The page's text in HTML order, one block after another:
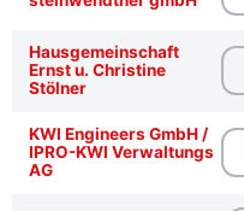
Hausgemeinschaft
Ernst u. Christine
Stölner
KWI Engineers GmbH /
IPRO-KWI Verwaltungs
AG